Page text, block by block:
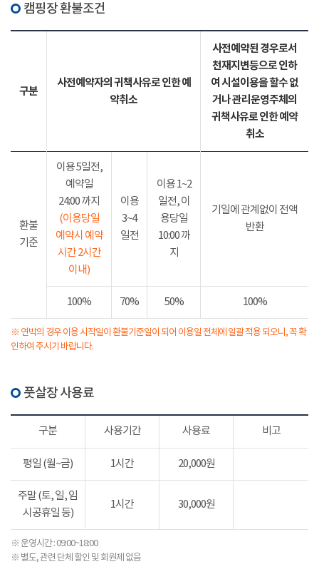
캠핑장 환불조건
구분
사전예약자의 귀책사유로 인한 예
약취소
사전예약된 경우로서
천재지변등으로 인하
여 시설이용을 할수 없
거나 관리운영주체의
귀책사유로 인한 예약
취소
환불
기준
이용 5일전,
예약일
24:00 까지
(이용당일
예약시 예약
시간 2시간
이내)
이용
3~4
일전
이용 1~2
일전, 이
용당일
10:00 까
지
기일에 관계없이 전액
반환
100% 70% 50% 100%
※ 연박의 경우 이용 시작일이 환불기준일이 되어 이용일 전체에 일괄 적용 되오니, 꼭 확
인하여 주시기 바랍니다.
풋살장 사용료
구분 사용기간 사용료 비고
평일 (월~금) 1시간 20,000원
주말 (토, 일, 임
시공휴일 등)
1시간 30,000원
※ 운영시간 : 09:00~18:00
※ 별도, 관련 단체 할인 및 회원제 없음